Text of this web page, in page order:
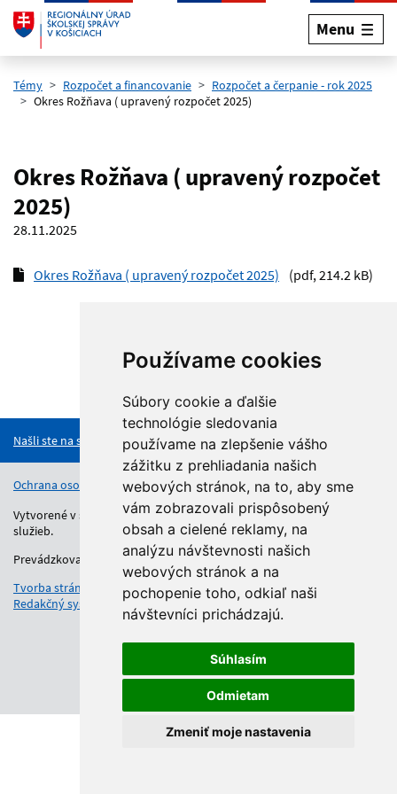
Používame cookies
Súbory cookie a ďalšie
technológie sledovania
používame na zlepšenie vášho
zážitku z prehliadania našich
webových stránok, na to, aby sme
vám zobrazovali prispôsobený
obsah a cielené reklamy, na
analýzu návštevnosti našich
webových stránok a na
pochopenie toho, odkiaľ naši
návštevníci prichádzajú.
Súhlasím
Odmietam
Zmeniť moje nastavenia
Preskočiť na hlavný obsah
Menu
Témy Rozpočet a financovanie
Rozpočet a čerpanie - rok 2025
Okres Rožňava ( upravený rozpočet 2025)
Okres Rožňava ( upravený rozpočet
2025)
28.11.2025
Okres Rožňava ( upravený rozpočet 2025) (pdf, 214.2 kB)
Našli ste na stránke chybu?
Ochrana osobných údajov Vyhlásenie o prístupnosti
Kontakt
Vytvorené v súlade s Jednotným dizajn manuálom elektronických
služieb.
Prevádzkovateľom služby je Regionálny úrad školskej správy.
Tvorba stránok
: Aglo Solutions
Redakčný systém
: SysCom